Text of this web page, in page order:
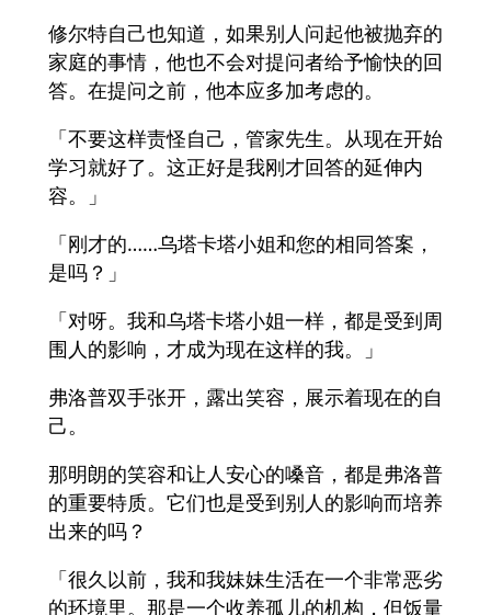
修尔特自己也知道，如果别人问起他被抛弃的
家庭的事情，他也不会对提问者给予愉快的回
答。在提问之前，他本应多加考虑的。
「不要这样责怪自己，管家先生。从现在开始
学习就好了。这正好是我刚才回答的延伸内
容。」
「刚才的……乌塔卡塔小姐和您的相同答案，
是吗？」
「对呀。我和乌塔卡塔小姐一样，都是受到周
围人的影响，才成为现在这样的我。」
弗洛普双手张开，露出笑容，展示着现在的自
己。
那明朗的笑容和让人安心的嗓音，都是弗洛普
的重要特质。它们也是受到别人的影响而培养
出来的吗？
「很久以前，我和我妹妹生活在一个非常恶劣
的环境里。那是一个收养孤儿的机构，但饭量